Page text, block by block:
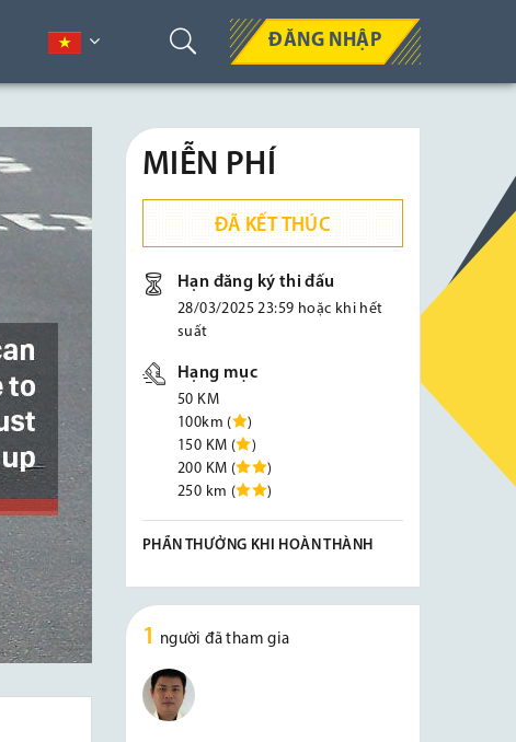
ĐĂNG NHẬP
MIỄN PHÍ
ĐÃ KẾT THÚC
Hạn đăng ký thi đấu
28/03/2025 23:59 hoặc khi hết
suất
Hạng mục
50 KM
100km (
)
150 KM (
)
200 KM (
)
250 km (
)
PHẦN THƯỞNG KHI HOÀN THÀNH
1 người đã tham gia